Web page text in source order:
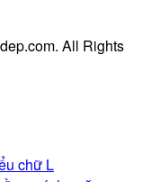
All Rights
chữ L